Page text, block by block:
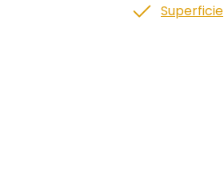
Superficie